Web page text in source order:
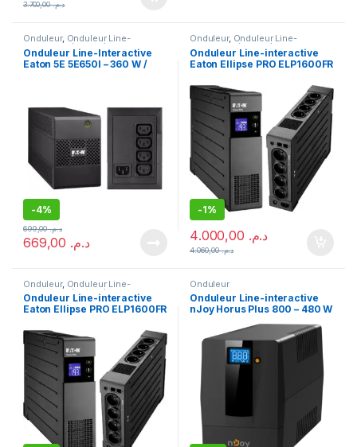
د.م.3.700,00
Onduleur, Onduleur Line-
Interactive (In-Line)
Onduleur Line-Interactive
Eaton 5E 5E650I – 360 W /
-4%
د.م.
د.م.699,00
Onduleur, Onduleur Line-
Interactive (In-Line)
Onduleur Line-interactive
Eaton Ellipse PRO ELP1600FR
FR
-1%
د.م.
د.م.4.060,00
Onduleur, Onduleur Line-
Interactive (In-Line)
Onduleur Line-interactive
Eaton Ellipse PRO ELP1600FR
FR
Onduleur
Onduleur Line-interactive
nJoy Horus Plus 800 – 480 W